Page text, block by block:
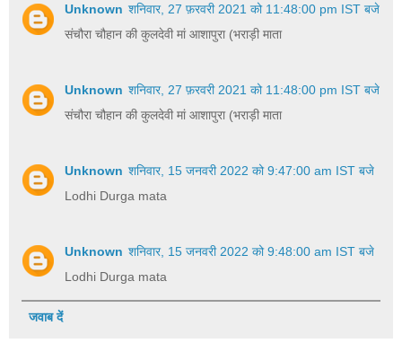
Unknown शनिवार, 27 फ़रवरी 2021 को 11:48:00 pm IST बजे
संचौरा चौहान की कुलदेवी मां आशापुरा (भराड़ी माता
Unknown शनिवार, 27 फ़रवरी 2021 को 11:48:00 pm IST बजे
संचौरा चौहान की कुलदेवी मां आशापुरा (भराड़ी माता
Unknown शनिवार, 15 जनवरी 2022 को 9:47:00 am IST बजे
Lodhi Durga mata
Unknown शनिवार, 15 जनवरी 2022 को 9:48:00 am IST बजे
Lodhi Durga mata
जवाब दें